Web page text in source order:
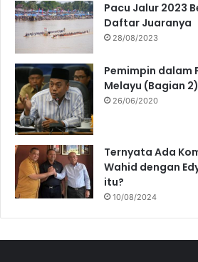
Pacu Jalur 2023
Daftar Juaranya
28/08/2023
Pemimpin dalam
Melayu (Bagian 2)
26/06/2020
Ternyata Ada
Wahid dengan
itu?
10/08/2024